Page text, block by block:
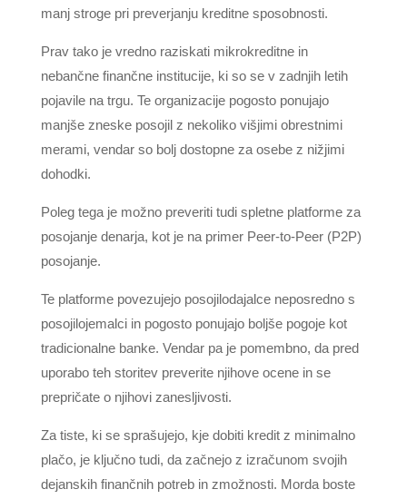
manj stroge pri preverjanju kreditne sposobnosti.
Prav tako je vredno raziskati mikrokreditne in
nebančne finančne institucije, ki so se v zadnjih letih
pojavile na trgu. Te organizacije pogosto ponujajo
manjše zneske posojil z nekoliko višjimi obrestnimi
merami, vendar so bolj dostopne za osebe z nižjimi
dohodki.
Poleg tega je možno preveriti tudi spletne platforme za
posojanje denarja, kot je na primer Peer-to-Peer (P2P)
posojanje.
Te platforme povezujejo posojilodajalce neposredno s
posojilojemalci in pogosto ponujajo boljše pogoje kot
tradicionalne banke. Vendar pa je pomembno, da pred
uporabo teh storitev preverite njihove ocene in se
prepričate o njihovi zanesljivosti.
Za tiste, ki se sprašujejo, kje dobiti kredit z minimalno
plačo, je ključno tudi, da začnejo z izračunom svojih
dejanskih finančnih potreb in zmožnosti. Morda boste